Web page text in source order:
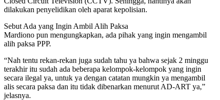
dilakukan penyelidikan oleh aparat kepolisian.
Sebut Ada yang Ingin Ambil Alih Paksa
Mardiono pun mengungkapkan, ada pihak yang ingin mengambil
alih paksa PPP.
“Nah tentu rekan-rekan juga sudah tahu ya bahwa sejak 2 minggu
terakhir itu sudah ada beberapa kelompok-kelompok yang ingin
secara ilegal ya, untuk ya dengan catatan mungkin ya mengambil
alis secara paksa dan itu tidak dibenarkan menurut AD-ART ya,”
jelasnya.